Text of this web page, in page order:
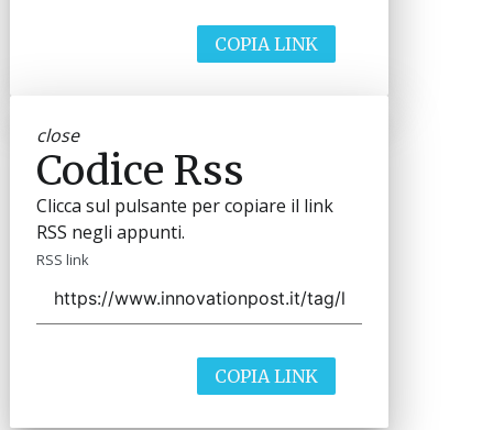
COPIA LINK
close
Codice Rss
Clicca sul pulsante per copiare il link
RSS negli appunti.
RSS link
COPIA LINK